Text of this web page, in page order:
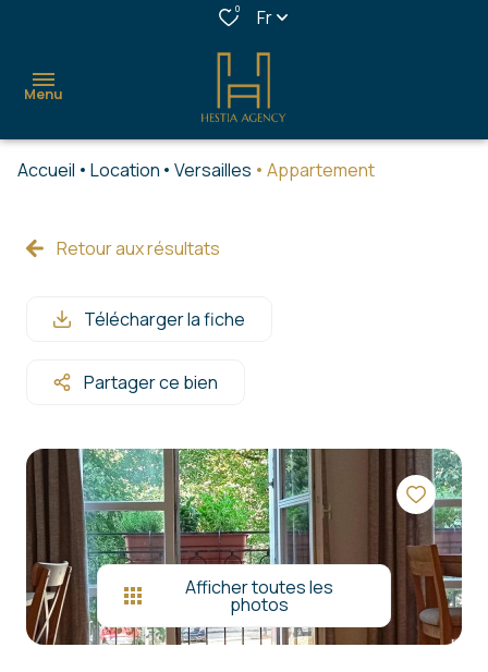
0 Fr
Menu
acheter
estimer
services
nous
contacter
Accueil Location Versailles Appartement
Retour aux résultats
Télécharger la fiche
Partager ce bien
Afficher toutes les
photos